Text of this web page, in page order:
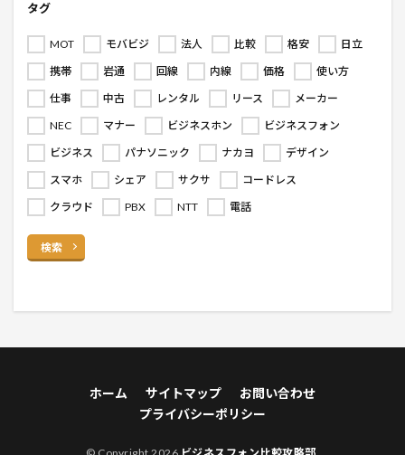
タグ
MOT モバビジ 法人 比較 格安
日立
携帯
岩通 回線 内線 価格
使い方
仕事
中古 レンタル リース
メーカー
NEC
マナー ビジネスホン
ビジネスフォン
ビジネス
パナソニック ナカヨ
デザイン
スマホ
シェア サクサ
コードレス
クラウド
PBX NTT 電話
検索
ホーム サイトマップ
お問い合わせ
プライバシーポリシー